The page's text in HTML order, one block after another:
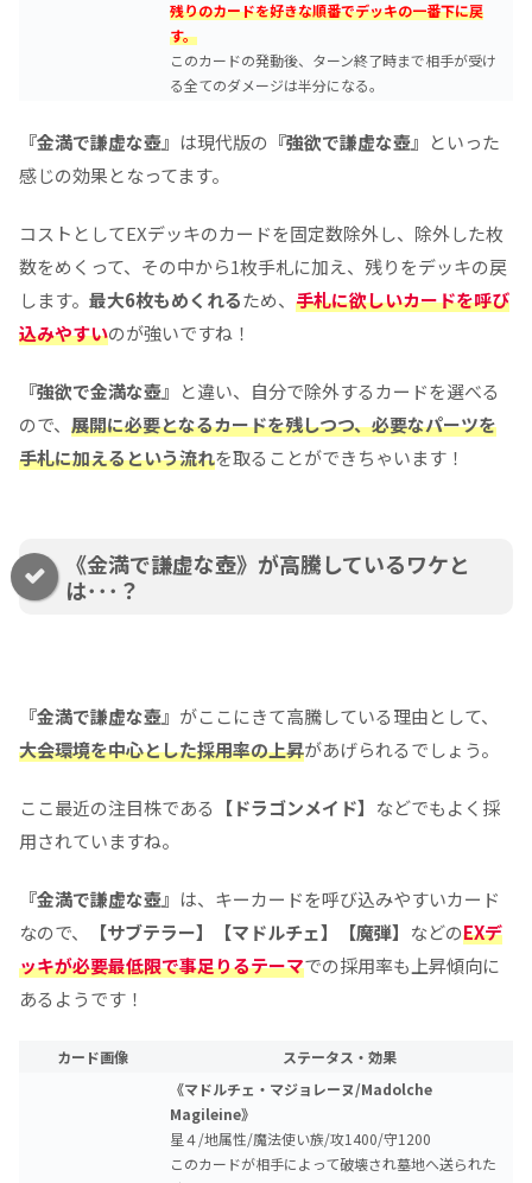
残りのカードを好きな順番でデッキの一番下に戻
す。
このカードの発動後、ターン終了時まで相手が受け
る全てのダメージは半分になる。
『金満で謙虚な壺』 は現代版の 『強欲で謙虚な壺』 といった
感じの効果となってます。
コストとしてEXデッキのカードを固定数除外し、除外した枚
数をめくって、その中から1枚手札に加え、残りをデッキの戻
します。 最大6枚もめくれるため、 手札に欲しいカードを呼び
込みやすいのが強いですね！
『強欲で金満な壺』 と違い、自分で除外するカードを選べる
ので、 展開に必要となるカードを残しつつ、必要なパーツを
手札に加えるという流れを取ることができちゃいます！
《金満で謙虚な壺》が高騰しているワケと
は･･･？
『金満で謙虚な壺』 がここにきて高騰している理由として、
大会環境を中心とした採用率の上昇があげられるでしょう。
ここ最近の注目株である 【ドラゴンメイド】 などでもよく採
用されていますね。
『金満で謙虚な壺』 は、キーカードを呼び込みやすいカード
なので、
【サブテラー】【マドルチェ】【魔弾】 などのEXデ
ッキが必要最低限で事足りるテーマでの採用率も上昇傾向に
あるようです！
カード画像
ステータス・効果
《マドルチェ・マジョレーヌ/Madolche
Magileine》
星４/地属性/魔法使い族/攻1400/守1200
このカードが相手によって破壊され墓地へ送られた